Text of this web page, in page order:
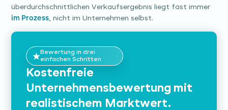
überdurchschnittlichen Verkaufsergebnis liegt fast immer
im Prozess, nicht im Unternehmen selbst.
Bewertung in drei
einfachen Schritten
Kostenfreie
Unternehmensbewertung mit
realistischem Marktwert.